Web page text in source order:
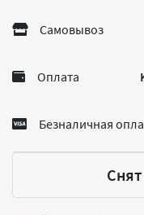
Самовывоз
Оплата
Безналичная